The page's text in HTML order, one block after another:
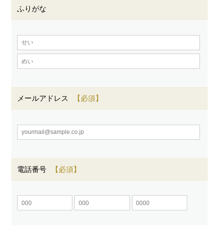
ふりがな
メールアドレス
電話番号